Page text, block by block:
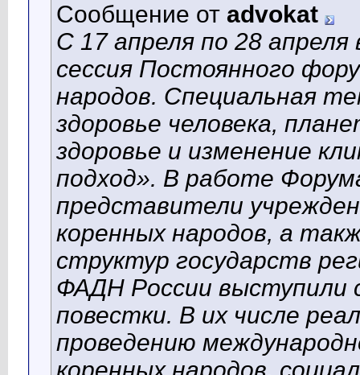
Сообщение от advokat
С 17 апреля по 28
сессия Постоянного
народов. Специальная
здоровье человека,
здоровье и изменение
подход». В работе
представители
коренных народов, а
структур государств
ФАДН России выступили
повестки. В их числе
проведению